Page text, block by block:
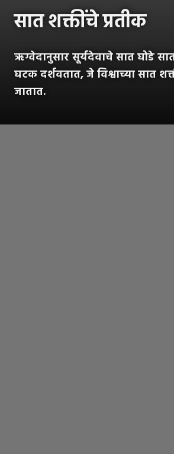
सात शक्तींचे प्रतीक
ऋग्वेदानुसार सूर्यदेवाचे सात घोडे
घटक दर्शवतात, जे विश्वाच्या सात
जातात.